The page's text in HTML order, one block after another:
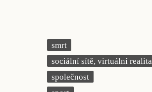
smrt
sociální sítě, virtuální realita
společnost